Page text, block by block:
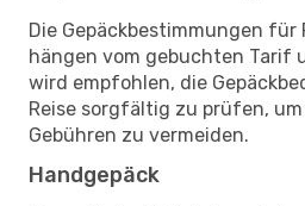
Die Gepäckbestimmungen für
hängen vom gebuchten Tarif
wird empfohlen, die
Reise sorgfältig zu prüfen,
Gebühren zu vermeiden.
Handgepäck